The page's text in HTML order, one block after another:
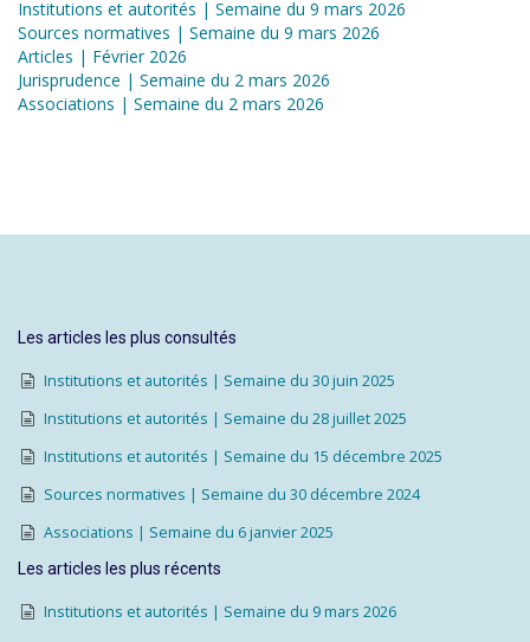
Institutions et autorités | Semaine du 9 mars 2026
Sources normatives | Semaine du 9 mars 2026
Articles | Février 2026
Jurisprudence | Semaine du 2 mars 2026
Associations | Semaine du 2 mars 2026
Les articles les plus consultés
Institutions et autorités | Semaine du 30 juin 2025
Institutions et autorités | Semaine du 28 juillet 2025
Institutions et autorités | Semaine du 15 décembre 2025
Sources normatives | Semaine du 30 décembre 2024
Associations | Semaine du 6 janvier 2025
Les articles les plus récents
Institutions et autorités | Semaine du 9 mars 2026